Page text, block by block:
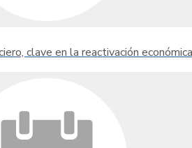
clave en la reactivación